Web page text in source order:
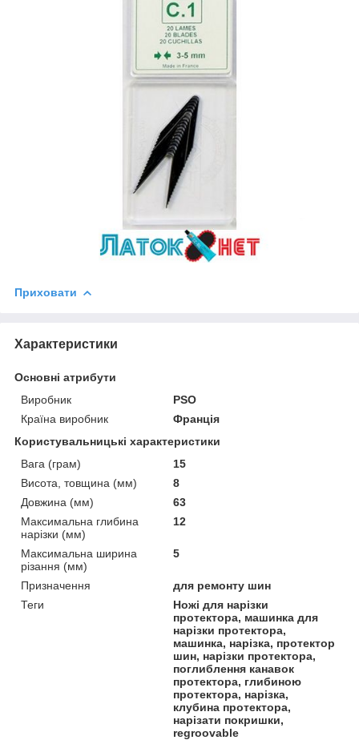
Приховати
Характеристики
Основні атрибути
Виробник
PSO
Країна виробник
Франція
Користувальницькі характеристики
Вага (грам)
15
Висота, товщина (мм)
8
Довжина (мм)
63
Максимальна глибина
нарізки (мм)
12
Максимальна ширина
різання (мм)
5
Призначення
для ремонту шин
Теги
Ножі для нарізки
протектора, машинка для
нарізки протектора,
машинка, нарізка, протектор
шин, нарізки протектора,
поглиблення канавок
протектора, глибиною
протектора, нарізка,
клубина протектора,
нарізати покришки,
regroovable